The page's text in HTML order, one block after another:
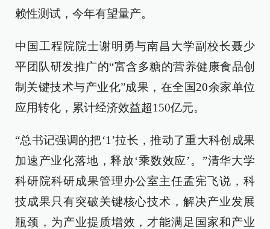
赖性测试，今年有望量产。
中国工程院院士谢明勇与南昌大学副校长聂少
平团队研发推广的“富含多糖的营养健康食品创
制关键技术与产业化”成果，在全国20余家单位
应用转化，累计经济效益超150亿元。
“总书记强调的把‘1’拉长，推动了重大科创成果
加速产业化落地，释放‘乘数效应’。”清华大学
科研院科研成果管理办公室主任孟宪飞说，科
技成果只有突破关键核心技术，解决产业发展
瓶颈，为产业提质增效，才能满足国家和产业